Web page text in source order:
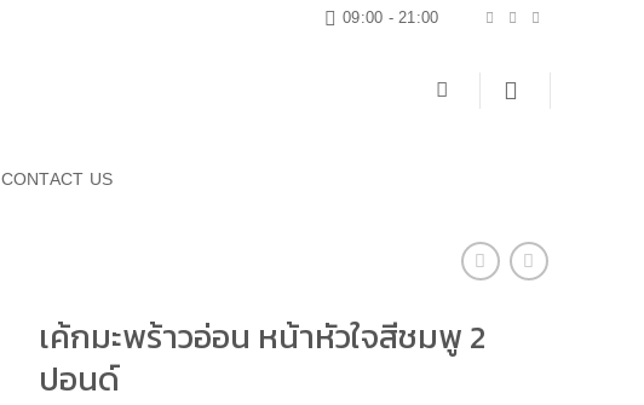
09:00 - 21:00
CONTACT US
เค้กมะพร้าวอ่อน หน้าหัวใจสีชมพู 2
ปอนด์